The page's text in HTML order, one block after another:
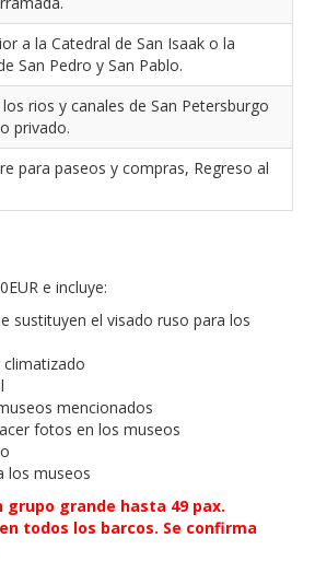
a la Catedral de San Isaak o la
San Pedro y San Pablo.
rios y canales de San Petersburgo
privado.
para paseos y compras, Regreso al
e incluye:
sustituyen el visado ruso para los
mencionados
fotos en los museos
los museos
grupo grande hasta 49 pax.
todos los barcos. Se confirma